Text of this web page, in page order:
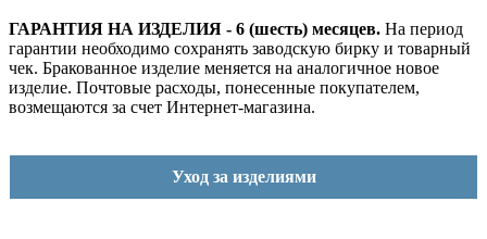
ГАРАНТИЯ НА ИЗДЕЛИЯ - 6 (шесть) месяцев. На период
гарантии необходимо сохранять заводскую бирку и товарный
чек. Бракованное изделие меняется на аналогичное новое
изделие. Почтовые расходы, понесенные покупателем,
возмещаются за счет Интернет-магазина.
Уход за изделиями